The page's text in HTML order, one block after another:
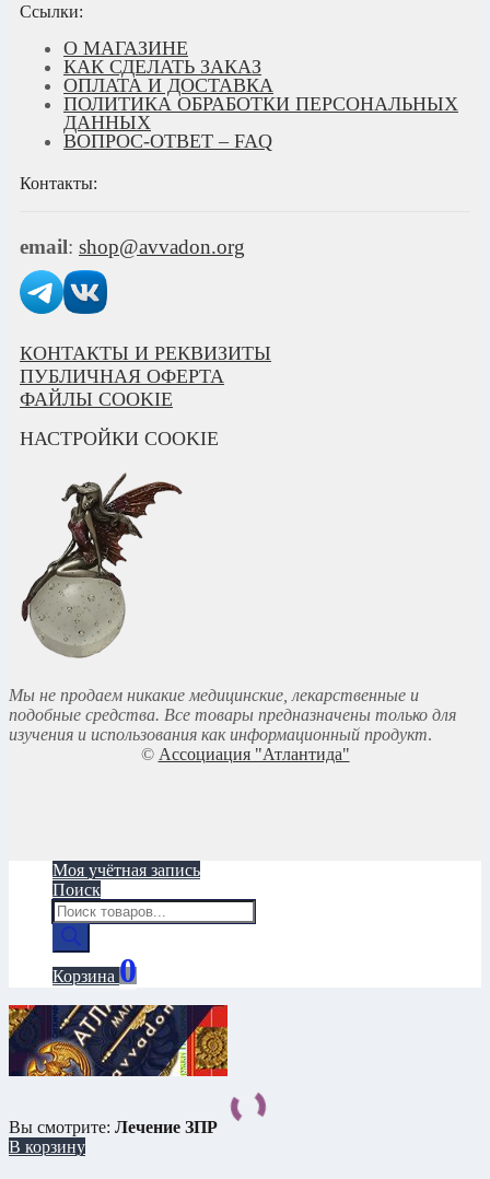
Ссылки:
О МАГАЗИНЕ
КАК СДЕЛАТЬ ЗАКАЗ
ОПЛАТА И ДОСТАВКА
ПОЛИТИКА ОБРАБОТКИ ПЕРСОНАЛЬНЫХ
ДАННЫХ
ВОПРОС-ОТВЕТ – FAQ
Контакты:
email: shop@avvadon.org
КОНТАКТЫ И РЕКВИЗИТЫ
ПУБЛИЧНАЯ ОФЕРТА
ФАЙЛЫ COOKIE
НАСТРОЙКИ COOKIE
Мы не продаем никакие медицинские, лекарственные и
подобные средства. Все товары предназначены только для
изучения и использования как информационный продукт.
© Ассоциация "Атлантида"
Моя учётная запись
Поиск
Поиск
товаров
Корзина 0
Вы смотрите: Лечение ЗПР
В корзину